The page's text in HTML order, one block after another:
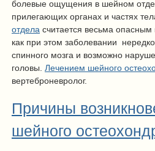
болевые ощущения в шейном
прилегающих органах и частях
отдела считается весьма опасным
как при этом заболевании
спинного мозга и возможно
головы. Лечением шейного
вертеброневролог.
Причины
шейного